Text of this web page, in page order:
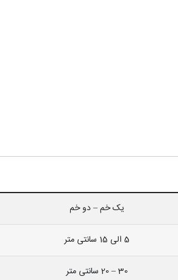
یک خم – دو خم
5 الی 15 سانتی متر
30 – 20 سانتی متر